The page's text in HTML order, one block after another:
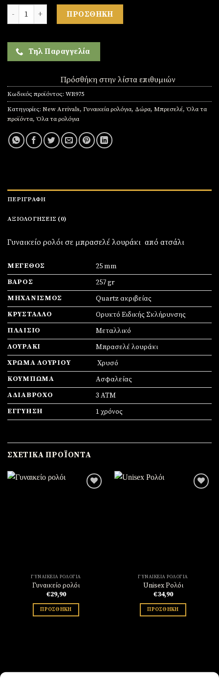
Γυναικείο ρολόι ποσότητα
ΠΡΟΣΘΉΚΗ
Τηλ Παραγγελία
Πρόσθήκη στην λίστα επιθυμιών
Κωδικός προϊόντος: WR975
Κατηγορίες: New Arrivals, Γυναικεία ρολόγια, Δώρα, Μπρεσελέ, Όλα τα
προϊόντα, Όλα τα ρολόγια
ΠΕΡΙΓΡΑΦΉ
ΑΞΙΟΛΟΓΉΣΕΙΣ (0)
Γυναικείο ρολόι σε μπρασελέ λουράκι από ατσάλι
ΜΈΓΕΘΟΣ
25 mm
ΒΆΡΟΣ
257 gr
ΜΗΧΑΝΙΣΜΌΣ
Quartz ακριβείας
ΚΡΎΣΤΑΛΛΟ
Ορυκτό Ειδικής Σκλήρυνσης
ΠΛΑΊΣΙΟ
Mεταλλικό
ΛΟΥΡΆΚΙ
Μπρασελέ λουράκι
ΧΡΏΜΑ ΛΟΥΡΙΟΎ
Xρυσό
ΚΟΎΜΠΩΜΑ
Ασφαλείας
ΑΔΙΆΒΡΟΧΟ
3 ΑΤΜ
ΕΓΓΎΗΣΗ
1 χρόνος
ΣΧΕΤΙΚΆ ΠΡΟΪΌΝΤΑ
ΓΥΝΑΙΚΕΊΑ ΡΟΛΌΓΙΑ
Γυναικείο ρολόι
€29,90
ΠΡΟΣΘΉΚΗ
ΓΥΝΑΙΚΕΊΑ ΡΟΛΌΓΙΑ
Unisex Ρολόι
€34,90
ΠΡΟΣΘΉΚΗ